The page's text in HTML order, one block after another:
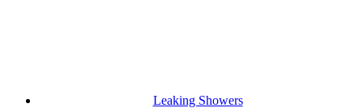
Leaking Showers